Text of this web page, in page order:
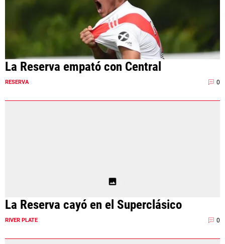
La Reserva empató con Central
RESERVA 0
La Reserva cayó en el Superclásico
RIVER PLATE 0